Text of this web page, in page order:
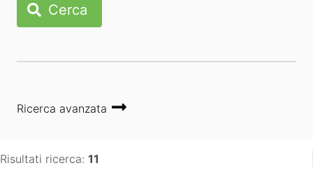
Cerca
Ricerca avanzata
Risultati ricerca: 11